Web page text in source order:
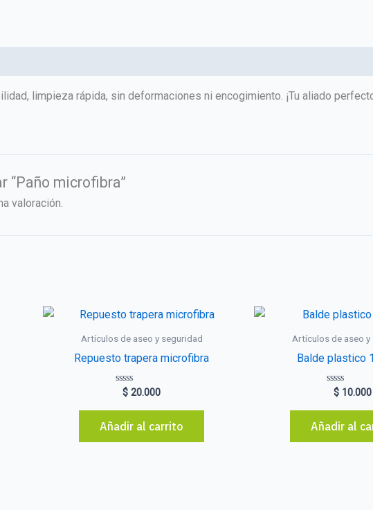
limpieza rápida, sin deformaciones ni encogimiento. ¡Tu aliado
“Paño microfibra”
valoración.
Artículos de aseo y seguridad
Repuesto trapera microfibra
Valorado
con
0
5
$ 20.000
Añadir al carrito
Artículos de aseo y
Balde plastico
Valorado
con
0
5
$ 10.000
Añadir al